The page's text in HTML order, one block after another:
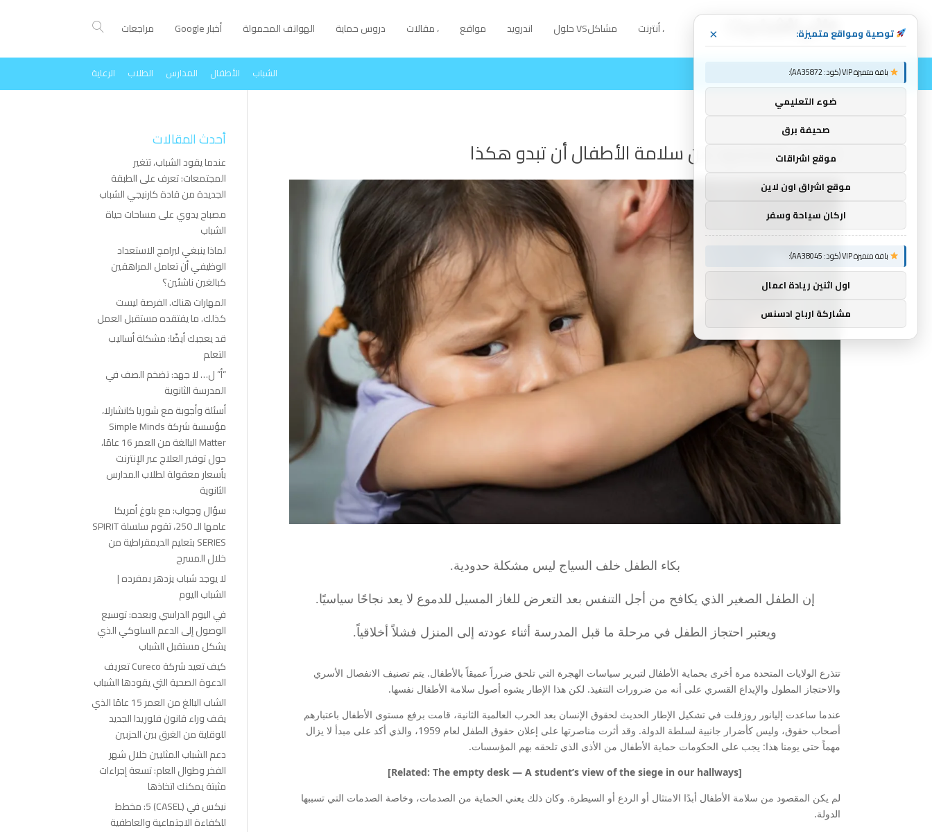
، أنترنت مشاكلVS حلول اندرويد مواقع ، مقالات دروس حماية الهواتف المحمولة أخبار Google مراجعات
الشباب الأطفال المدارس الطلاب الرعاية
لم يكن المقصود من سلامة الأطفال أن تبدو هكذا
بكاء الطفل خلف السياج ليس مشكلة حدودية.
إن الطفل الصغير الذي يكافح من أجل التنفس بعد التعرض للغاز المسيل للدموع لا يعد نجاحًا سياسيًا.
ويعتبر احتجاز الطفل في مرحلة ما قبل المدرسة أثناء عودته إلى المنزل فشلاً أخلاقياً.
تتذرع الولايات المتحدة مرة أخرى بحماية الأطفال لتبرير سياسات الهجرة التي تلحق ضرراً عميقاً بالأطفال. يتم تصنيف الانفصال الأسري
والاحتجاز المطول والإيداع القسري على أنه من ضرورات التنفيذ. لكن هذا الإطار يشوه أصول سلامة الأطفال نفسها.
عندما ساعدت إليانور روزفلت في تشكيل الإطار الحديث لحقوق الإنسان بعد الحرب العالمية الثانية، قامت برفع مستوى الأطفال باعتبارهم
أصحاب حقوق، وليس كأضرار جانبية لسلطة الدولة. وقد أثرت مناصرتها على إعلان حقوق الطفل لعام 1959، والذي أكد على مبدأ لا يزال
مهماً حتى يومنا هذا: يجب على الحكومات حماية الأطفال من الأذى الذي تلحقه بهم المؤسسات.
[Related: The empty desk — A student’s view of the siege in our hallways]
لم يكن المقصود من سلامة الأطفال أبدًا الامتثال أو الردع أو السيطرة. وكان ذلك يعني الحماية من الصدمات، وخاصة الصدمات التي تسببها
الدولة.
أحدث المقالات
عندما يقود الشباب، تتغير
المجتمعات: تعرف على الطبقة
الجديدة من قادة كارنيجي الشباب
مصباح يدوي على مساحات حياة
الشباب
لماذا ينبغي لبرامج الاستعداد
الوظيفي أن تعامل المراهقين
كبالغين ناشئين؟
المهارات هناك. الفرصة ليست
كذلك. ما يفتقده مستقبل العمل
قد يعجبك أيضًا: مشكلة أساليب
التعلم
“أ” ل… لا جهد: تضخم الصف في
المدرسة الثانوية
أسئلة وأجوبة مع شوريا كانشارلا،
مؤسسة شركة Simple Minds
Matter البالغة من العمر 16 عامًا،
حول توفير العلاج عبر الإنترنت
بأسعار معقولة لطلاب المدارس
الثانوية
سؤال وجواب: مع بلوغ أمريكا
عامها الـ 250، تقوم سلسلة SPIRIT
SERIES بتعليم الديمقراطية من
خلال المسرح
لا يوجد شباب يزدهر بمفرده |
الشباب اليوم
في اليوم الدراسي وبعده: توسيع
الوصول إلى الدعم السلوكي الذي
يشكل مستقبل الشباب
كيف تعيد شركة Cureco تعريف
الدعوة الصحية التي يقودها الشباب
الشاب البالغ من العمر 15 عامًا الذي
يقف وراء قانون فلوريدا الجديد
للوقاية من الغرق بين الحزبين
دعم الشباب المثليين خلال شهر
الفخر وطوال العام: تسعة إجراءات
مثبتة يمكنك اتخاذها
نيكس في (CASEL) 5: مخطط
للكفاءة الاجتماعية والعاطفية
توصية ومواقع متميزة: ×
باقة متميزة VIP (كود: AA35872):
ضوء التعليمي
صحيفة برق
موقع اشراقات
موقع اشراق اون لاين
اركان سياحة وسفر
باقة متميزة VIP (كود: AA38045):
اول اثنين ريادة اعمال
مشاركة ارباح ادسنس